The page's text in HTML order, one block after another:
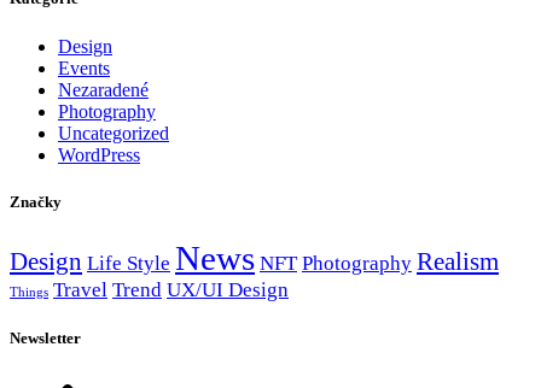
Design
Events
Nezaradené
Photography
Uncategorized
WordPress
Značky
Design Life Style News NFT Photography Realism
Things Travel Trend UX/UI Design
Newsletter